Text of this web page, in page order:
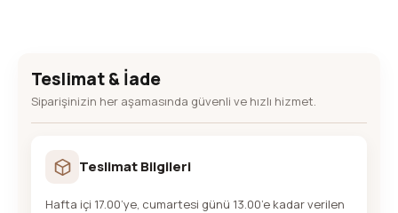
Teslimat & İade
Siparişinizin her aşamasında güvenli ve hızlı hizmet.
Teslimat Bilgileri
Hafta içi 17.00’ye, cumartesi günü 13.00’e kadar verilen